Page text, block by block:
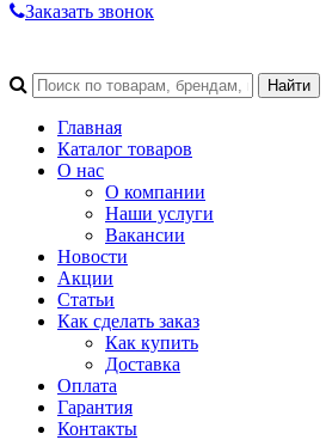
Заказать звонок
Главная
Каталог товаров
О нас
О компании
Наши услуги
Вакансии
Новости
Акции
Статьи
Как сделать заказ
Как купить
Доставка
Оплата
Гарантия
Контакты